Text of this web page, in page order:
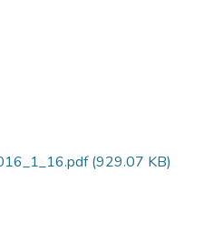
(929.07 KB)